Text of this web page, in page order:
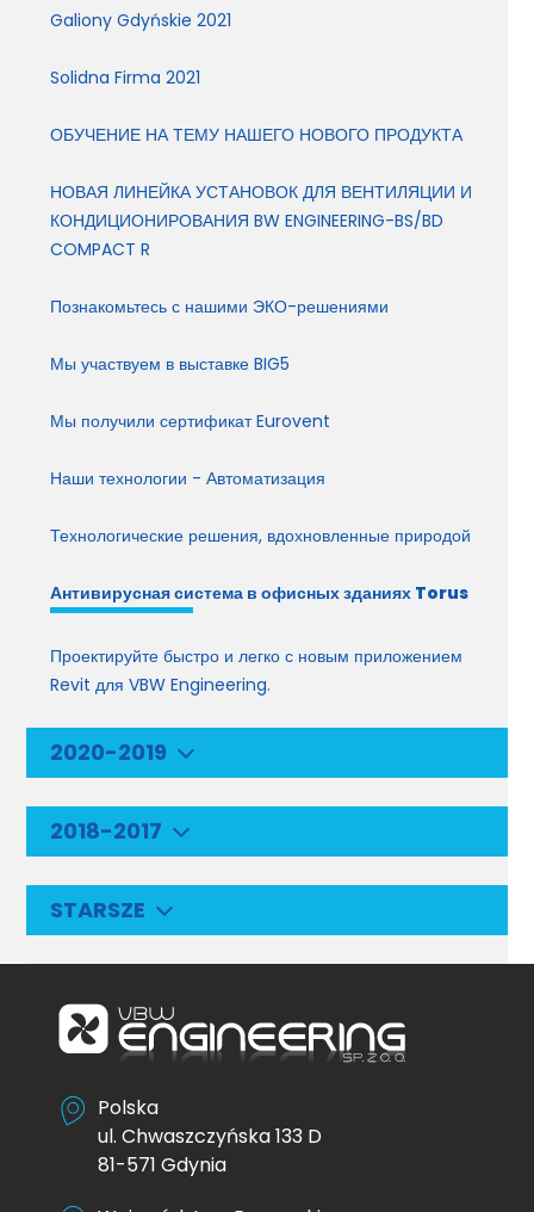
Galiony Gdyńskie 2021
Solidna Firma 2021
ОБУЧЕНИЕ НА ТЕМУ НАШЕГО НОВОГО ПРОДУКТА
НОВАЯ ЛИНЕЙКА УСТАНОВОК ДЛЯ ВЕНТИЛЯЦИИ И
КОНДИЦИОНИРОВАНИЯ BW ENGINEERING-BS/BD
COMPACT R
Познакомьтесь с нашими ЭКО-решениями
Мы участвуем в выставке BIG5
Мы получили сертификат Eurovent
Наши технологии - Автоматизация
Технологические решения, вдохновленные природой
Антивирусная система в офисных зданиях Torus
Проектируйте быстро и легко с новым приложением
Revit для VBW Engineering.
2020-2019
2018-2017
STARSZE
Polska
ul. Chwaszczyńska 133 D
81-571 Gdynia